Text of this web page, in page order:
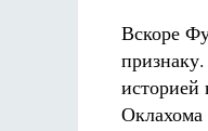
Вскоре
историей
Оклахома